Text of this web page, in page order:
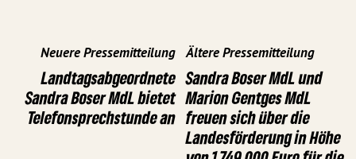
Neuere Pressemitteilung
Landtagsabgeordnete
Sandra Boser MdL bietet
Telefonsprechstunde an
Ältere Pressemitteilung
Sandra Boser MdL und
Marion Gentges MdL
freuen sich über die
Landesförderung in Höhe